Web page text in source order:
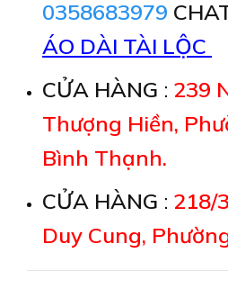
0358683979
ÁO DÀI TÀI LỘC
CỬA HÀNG : 239
Thượng Hiền,
Bình Thạnh.
CỬA HÀNG : 218/
Duy Cung,